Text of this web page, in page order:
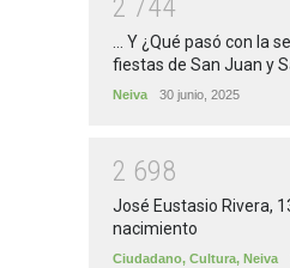
2 744
... Y ¿Qué pasó con la
fiestas de San Juan y
Neiva 30 junio, 2025
2 698
José Eustasio Rivera,
nacimiento
Ciudadano, Cultura, Neiva